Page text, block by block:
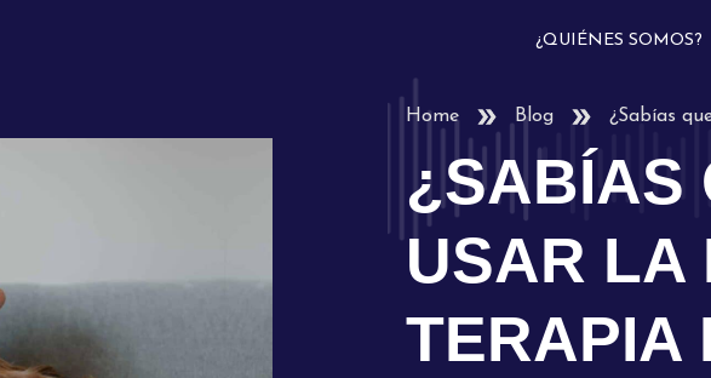
¿QUIÉNES SOMOS?
Home Blog ¿Sabías
¿SABÍAS
USAR LA
TERAPIA